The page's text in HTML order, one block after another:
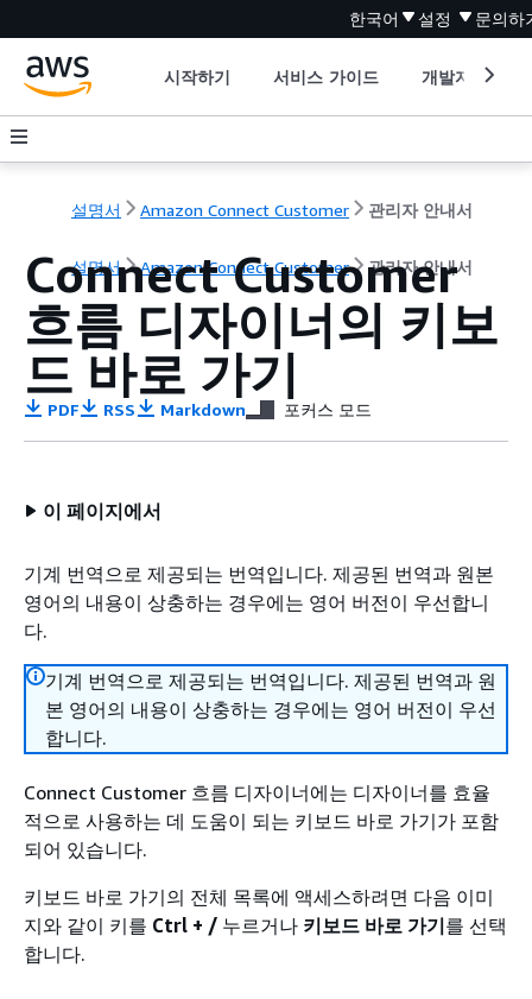
한국어 설정 문의하
시작하기 서비스 가이드 개발자 도구
설명서 Amazon Connect Customer 관리자 안내서
설명서 Amazon Connect Customer 관리자 안내서
Connect Customer
흐름 디자이너의 키보
드 바로 가기
PDF RSS Markdown 포커스 모드
이 페이지에서
기계 번역으로 제공되는 번역입니다. 제공된 번역과 원본
영어의 내용이 상충하는 경우에는 영어 버전이 우선합니
다.
기계 번역으로 제공되는 번역입니다. 제공된 번역과 원
본 영어의 내용이 상충하는 경우에는 영어 버전이 우선
합니다.
Connect Customer 흐름 디자이너에는 디자이너를 효율
적으로 사용하는 데 도움이 되는 키보드 바로 가기가 포함
되어 있습니다.
키보드 바로 가기의 전체 목록에 액세스하려면 다음 이미
지와 같이 키를 Ctrl + / 누르거나 키보드 바로 가기를 선택
합니다.